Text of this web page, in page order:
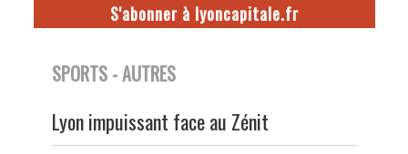
S'abonner à lyoncapitale.fr
SPORTS - AUTRES
Lyon impuissant face au Zénit